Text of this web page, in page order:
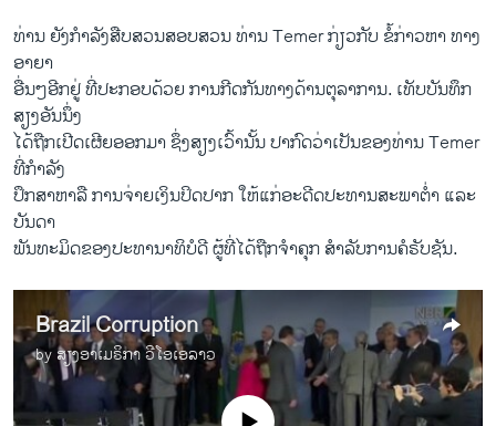
ທ່ານ ຍັງກຳລັງສືບສວນສອບສວນ ທ່ານ Temer ກ່ຽວ​ກັບ ຂໍ້ກ່າວຫາ ທາງ
ອາຍາ
ອື່ນໆອີກຢູ່ ທີ່ປະກອບດ້ວຍ ການກີດກັນທາງດ້ານຕຸລາການ. ເທັບບັນທຶກ
ສຽງອັນນຶ່ງ
ໄດ້ຖືກເປີດເຜີຍອອກມາ ຊຶ່ງສຽງເວົ້ານັ້ນ ປາກົດວ່າເປັນຂອງທ່ານ Temer
ທີ່ກຳລັງ
ປຶກສາຫາລື ການຈ່າຍເງິນປິດປາກ ໃຫ້ແກ່ອະດີດປະທານສະພາຕ່ຳ ແລະ
ບັນດາ
ພັນທະມິດຂອງປະທານາທິບໍດີ ຜູ້ທີ່ໄດ້ຖືກຈຳຄຸກ ສຳລັບການຄໍຣັບຊັນ.
Brazil Corruption
byສຽງອາເມຣິກາ ວີໂອເອລາວ
No media source currently available